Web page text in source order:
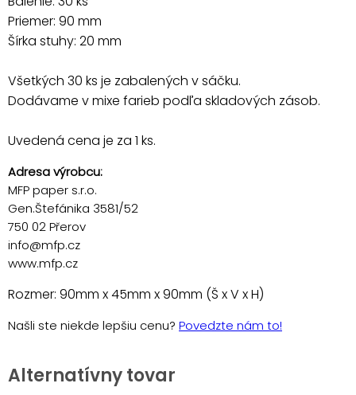
Priemer: 90 mm
Šírka stuhy: 20 mm
Všetkých 30 ks je zabalených v sáčku.
Dodávame v mixe farieb podľa skladových zásob.
Uvedená cena je za 1 ks.
Adresa výrobcu:
MFP paper s.r.o.
Gen.Štefánika 3581/52
750 02 Přerov
info@mfp.cz
www.mfp.cz
Rozmer: 90mm x 45mm x 90mm (Š x V x H)
Našli ste niekde lepšiu cenu? Povedzte nám to!
Alternatívny tovar